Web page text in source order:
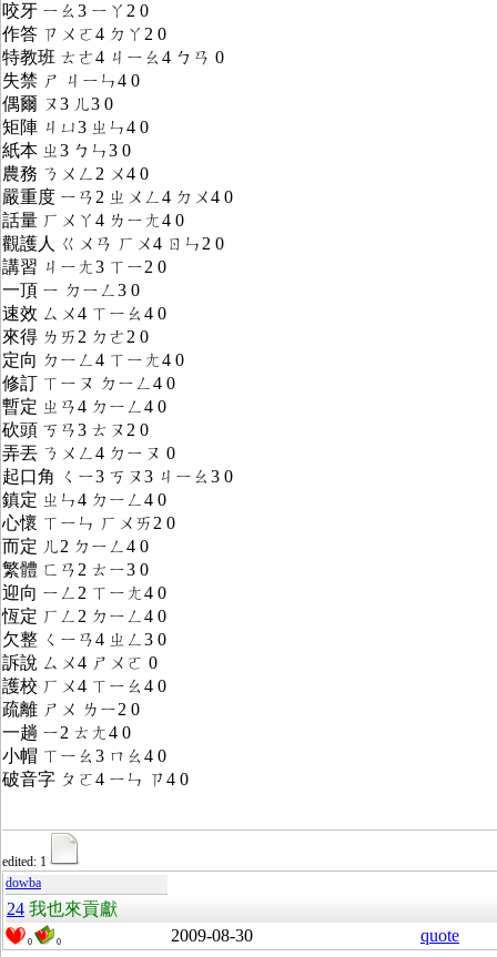
咬牙 ㄧㄠ3 ㄧㄚ2 0
作答 ㄗㄨㄛ4 ㄉㄚ2 0
特教班 ㄊㄜ4 ㄐㄧㄠ4 ㄅㄢ 0
失禁 ㄕ ㄐㄧㄣ4 0
偶爾 ㄡ3 ㄦ3 0
矩陣 ㄐㄩ3 ㄓㄣ4 0
紙本 ㄓ3 ㄅㄣ3 0
農務 ㄋㄨㄥ2 ㄨ4 0
嚴重度 ㄧㄢ2 ㄓㄨㄥ4 ㄉㄨ4 0
話量 ㄏㄨㄚ4 ㄌㄧㄤ4 0
觀護人 ㄍㄨㄢ ㄏㄨ4 ㄖㄣ2 0
講習 ㄐㄧㄤ3 ㄒㄧ2 0
一頂 ㄧ ㄉㄧㄥ3 0
速效 ㄙㄨ4 ㄒㄧㄠ4 0
來得 ㄌㄞ2 ㄉㄜ2 0
定向 ㄉㄧㄥ4 ㄒㄧㄤ4 0
修訂 ㄒㄧㄡ ㄉㄧㄥ4 0
暫定 ㄓㄢ4 ㄉㄧㄥ4 0
砍頭 ㄎㄢ3 ㄊㄡ2 0
弄丟 ㄋㄨㄥ4 ㄉㄧㄡ 0
起口角 ㄑㄧ3 ㄎㄡ3 ㄐㄧㄠ3 0
鎮定 ㄓㄣ4 ㄉㄧㄥ4 0
心懷 ㄒㄧㄣ ㄏㄨㄞ2 0
而定 ㄦ2 ㄉㄧㄥ4 0
繁體 ㄈㄢ2 ㄊㄧ3 0
迎向 ㄧㄥ2 ㄒㄧㄤ4 0
恆定 ㄏㄥ2 ㄉㄧㄥ4 0
欠整 ㄑㄧㄢ4 ㄓㄥ3 0
訴說 ㄙㄨ4 ㄕㄨㄛ 0
護校 ㄏㄨ4 ㄒㄧㄠ4 0
疏離 ㄕㄨ ㄌㄧ2 0
一趟 ㄧ2 ㄊㄤ4 0
小帽 ㄒㄧㄠ3 ㄇㄠ4 0
破音字 ㄆㄛ4 ㄧㄣ ㄗ4 0
edited: 1
dowba
24 我也來貢獻
0 0 2009-08-30 quote